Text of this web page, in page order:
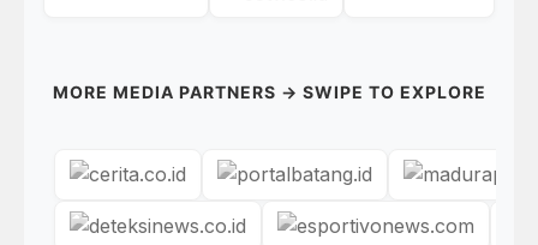
MORE MEDIA PARTNERS → SWIPE TO EXPLORE